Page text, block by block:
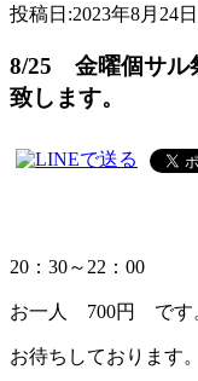
投稿日:2023年8月24日
8/25 金曜個サ
致します。
20：30～22：00
お一人 700円 です
お待ちしております